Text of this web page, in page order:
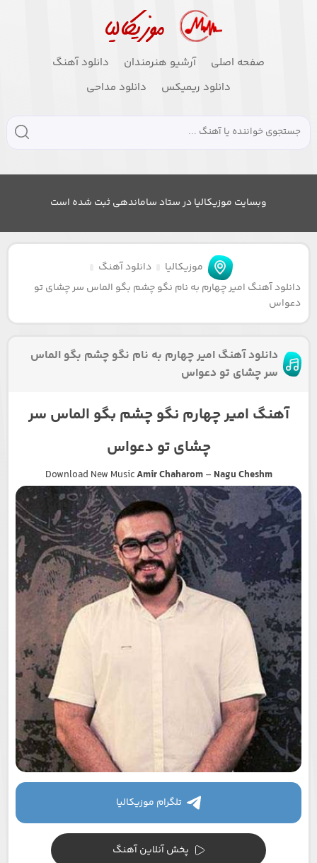
صفحه اصلی آرشیو هنرمندان
دانلود آهنگ
دانلود ریمیکس
دانلود مداحی
وبسایت موزیکالیا در ستاد ساماندهی ثبت شده است
موزیکالیا
دانلود آهنگ
دانلود آهنگ امیر چهارم به نام نگو چشم بگو الماس سر چشای تو
دعواس
دانلود آهنگ امیر چهارم به نام نگو چشم بگو الماس
سر چشای تو دعواس
آهنگ امیر چهارم نگو چشم بگو الماس سر
چشای تو دعواس
Download New MusicAmir Chaharom– Nagu Cheshm
تلگرام موزیکالیا
پخش آنلاین آهنگ